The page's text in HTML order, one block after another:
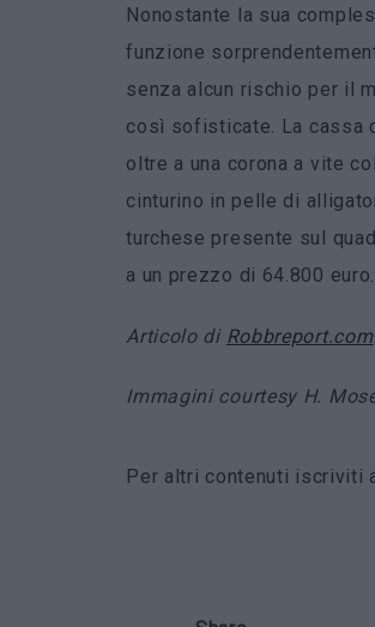
Nonostante la sua
funzione
senza alcun rischio per il
così sofisticate. La cassa
oltre a una corona a vite
cinturino in pelle di
turchese presente sul
a un prezzo di 64.800 euro.
Articolo di Robbreport.com
Immagini courtesy H.
Per altri contenuti iscriviti